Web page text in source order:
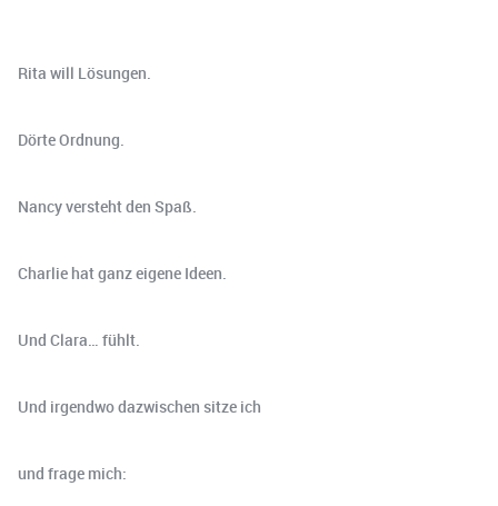
Rita will Lösungen.
Dörte Ordnung.
Nancy versteht den Spaß.
Charlie hat ganz eigene Ideen.
Und Clara… fühlt.
Und irgendwo dazwischen sitze ich
und frage mich: